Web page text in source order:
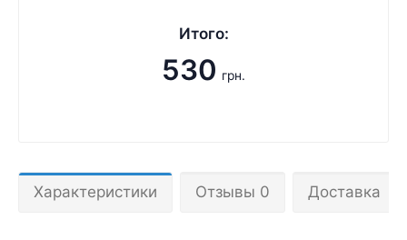
Итого:
530 грн.
Характеристики Отзывы 0 Доставка